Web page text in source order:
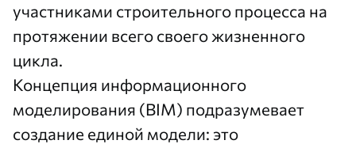
участниками строительного процесса на
протяжении всего своего жизненного
цикла.
Концепция информационного
моделирования (BIM) подразумевает
создание единой модели: это